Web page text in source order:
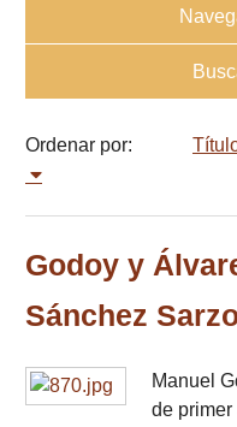
Ordenar por:
Godoy y
Sánchez
Manuel
de